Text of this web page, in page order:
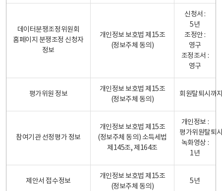
데이터분쟁조정위원회
홈페이지 분쟁조정 신청자
정보
개인정보 보호법 제15조
(정보주체 동의)
신청서 :
5년
조정안 :
영구
조정조서 :
영구
평가위원 정보
개인정보 보호법 제15조
(정보주체 동의)
회원탈퇴시까
참여기관 선정평가 정보
개인정보 보호법 제15조
(정보주체 동의) 소득세법
제145조, 제164조
개인정보 :
평가위원탈퇴
녹화영상 :
1년
제안서 접수정보
개인정보 보호법 제15조
(정보주체 동의)
5년